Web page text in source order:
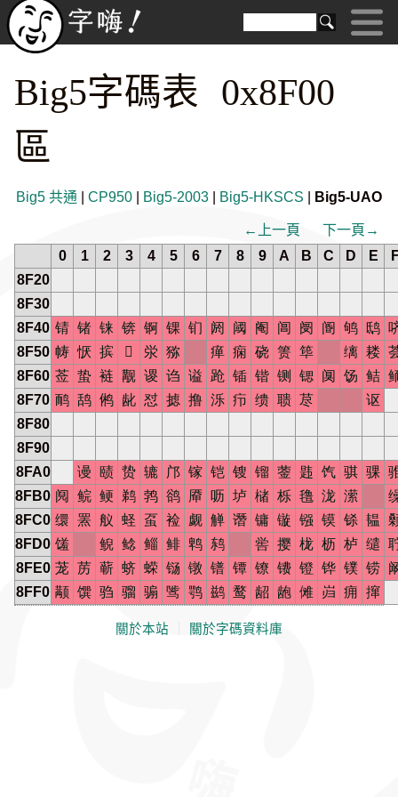
Big5字碼表 0x8F00
區
Big5 共通 CP950 Big5-2003 Big5-HKSCS Big5-UAO
←上一頁
下一頁→
0
1 2 3 4 5 6 7 8 9 A B C D E
8F20
8F30
8F40 锖 锗 铼 锛 锕 锞 钔 阏 阈 阉 阊 阌 阍 鸲 鸱
8F50 帱 恹 摈  泶 猕 瘅 痫 硗 箦 筚 缡 耧
8F60 莶 蛰 裢 觏 谡 诌 谥 跄 锸 锴 铡 锶 阒 饧 鲒
8F70 鸸 鸹 鸺 龀 怼 摅 撸 泺 疖 缋 聩 荩
讴
8F80
8F90
8FA0
谩 赜 贽 辘 邝 镓 铠 锼 镏 蓥 韪 饩 骐 骒
8FB0 阋 鲩 鲠 鹈 鹁 鹆 厣 呖 垆 槠 栎 氇 泷 潆
8FC0 缳 罴 舣 蛏 虿 裣 觑 觯 谮 镛 镟 镪 镆 铩 韫
8FD0 馐 鲵 鲶 鲻 鲱 鹎 鸫 喾 撄 栊 枥 栌 缱
8FE0 茏 苈 蕲 蛴 蝾 铴 镦 镨 镡 镣 镄 镫 铧 镤 铹
8FF0 颟 馔 驺 骝 骟 骘 鹗 鹚 鹜 龆 龅 傩 岿 痈 撺
關於本站 關於字碼資料庫